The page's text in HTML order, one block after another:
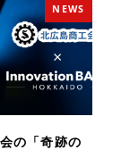
NEWS
の「奇跡の